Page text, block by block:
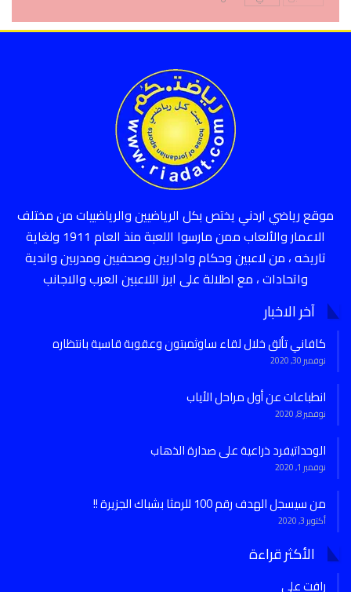
موقع رياضي اردني يختص بكل الرياضيين والرياضييات من مختلف
الاعمار والألعاب ممن مارسوا اللعبة منذ العام 1911 ولغاية
تاريخه ، من لاعبين وحكام واداريين وصحفيين ومدربين واندية
واتحادات ، مع اطلالة على ابرز اللاعبين العرب والاجانب
آخر الاخبار
كافاني تألق خلال لقاء ساوثمبتون وعقوبة قاسية بانتظاره
نوفمبر 30, 2020
انطباعات عن أول مراحل الأياب
نوفمبر 8, 2020
الوحداتيفرد ذراعية على صدارة الذهاب
نوفمبر 1, 2020
من سيسجل الهدف رقم 100 للرمثا بشباك الجزيرة !!
أكتوبر 3, 2020
الأكثر قراءة
رافت علي